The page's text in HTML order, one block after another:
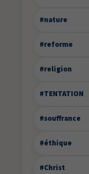
#nature
#reforme
#religion
#TENTATION
#souffrance
#éthique
#Christ